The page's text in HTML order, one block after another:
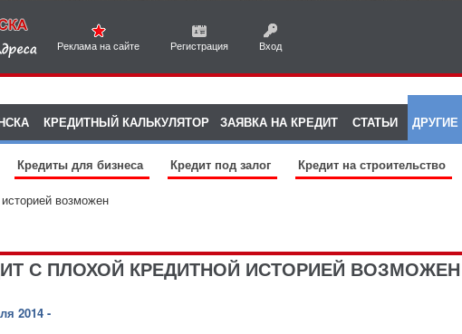
Реклама на сайте Регистрация Вход
КРЕДИТНЫЙ КАЛЬКУЛЯТОР ЗАЯВКА НА КРЕДИТ СТАТЬИ
Кредиты для бизнеса Кредит под залог Кредит на строительство
возможен
С ПЛОХОЙ КРЕДИТНОЙ ИСТОРИЕЙ ВОЗМОЖЕН
2014 -